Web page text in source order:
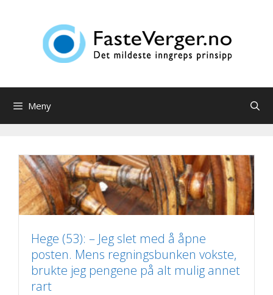
Meny
Hege (53): – Jeg slet med å åpne
posten. Mens regningsbunken vokste,
brukte jeg pengene på alt mulig annet
rart